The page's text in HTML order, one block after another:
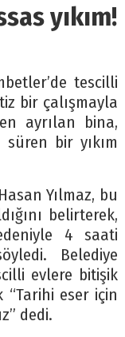
yıkım!
tescilli
bir çalışmayla
ayrılan bina,
bir yıkım
Yılmaz, bu
belirterek,
4 saati
Belediye
evlere bitişik
eser için
dedi.